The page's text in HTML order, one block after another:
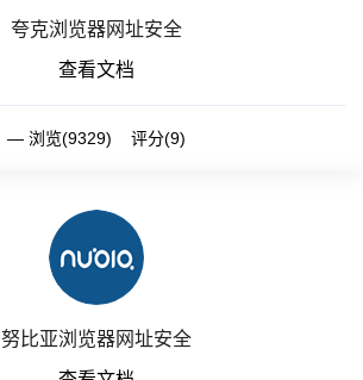
夸克浏览器网址安全
查看文档
浏览(9329) 评分(9)
努比亚浏览器网址安全